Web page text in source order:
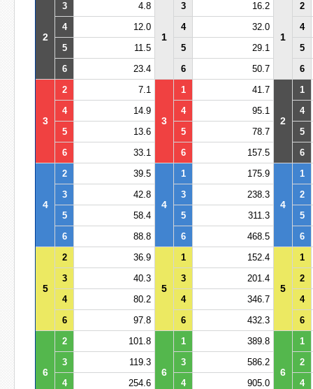
2
3 4.8
1
3 16.2
1
2
4
12.0 4 32.0
4
5
11.5 5 29.1
5
6
23.4 6 50.7 6
3
2 7.1
3
1 41.7
2
1
4
14.9 4 95.1
4
5
13.6 5 78.7
5
6
33.1 6 157.5 6
4
2 39.5
4
1 175.9
4
1
3
42.8 3 238.3
2
5
58.4 5 311.3
5
6
88.8 6 468.5 6
5
2 36.9
5
1 152.4
5
1
3
40.3 3 201.4
2
4
80.2 4 346.7
4
6
97.8 6 432.3 6
6
2 101.8
6
1 389.8
6
1
3
119.3 3 586.2
2
4
254.6 4 905.0
4